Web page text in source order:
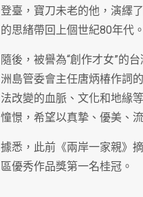
登臺，寶刀未老的他，演繹
的思緒帶回上個世紀80年代。
隨後，被譽為“創作才女”的
洲島管委會主任唐炳椿作詞
法改變的血脈、文化和地緣
憧憬，希望以真摯、優美、
據悉，此前《兩岸一家親》
區優秀作品獎第一名桂冠。